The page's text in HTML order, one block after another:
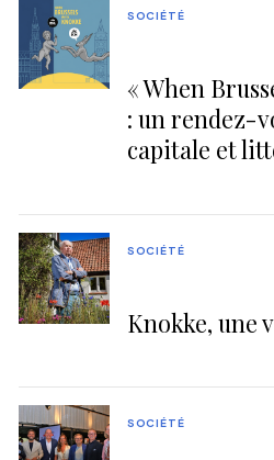
« When
: un rendez-
capitale et
SOCIÉTÉ
Knokke, une
SOCIÉTÉ
SOCIÉTÉ